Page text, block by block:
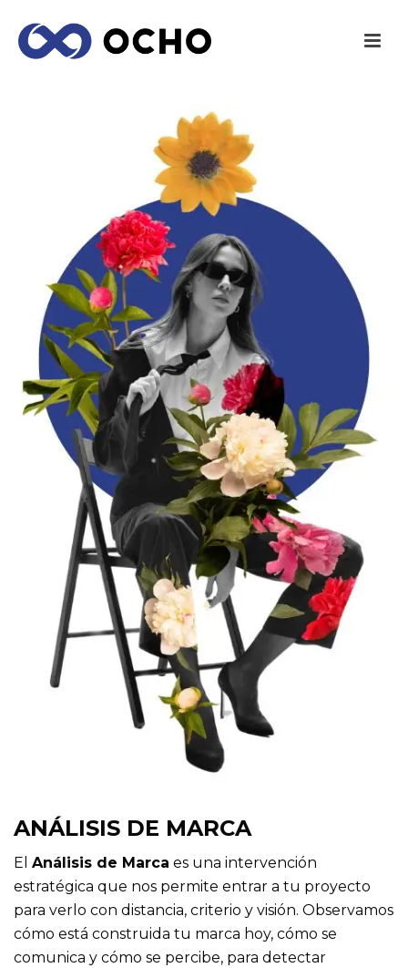
ANÁLISIS DE MARCA
El Análisis de Marca es una intervención
estratégica que nos permite entrar a tu proyecto
para verlo con distancia, criterio y visión. Observamos
cómo está construida tu marca hoy, cómo se
comunica y cómo se percibe, para detectar